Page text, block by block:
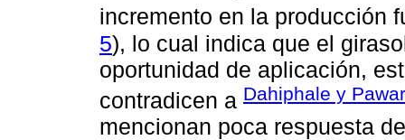
incremento en la producción
5), lo cual indica que el
oportunidad de aplicación,
contradicen a Dahiphale y
mencionan poca respuesta